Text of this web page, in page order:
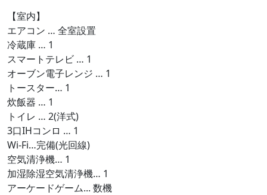
【室内】
エアコン … 全室設置
冷蔵庫 … 1
スマートテレビ … 1
オーブン電子レンジ … 1
トースター… 1
炊飯器 … 1
トイレ … 2(洋式)
3口IHコンロ … 1
Wi-Fi…完備(光回線)
空気清浄機… 1
加湿除湿空気清浄機… 1
アーケードゲーム... 数機